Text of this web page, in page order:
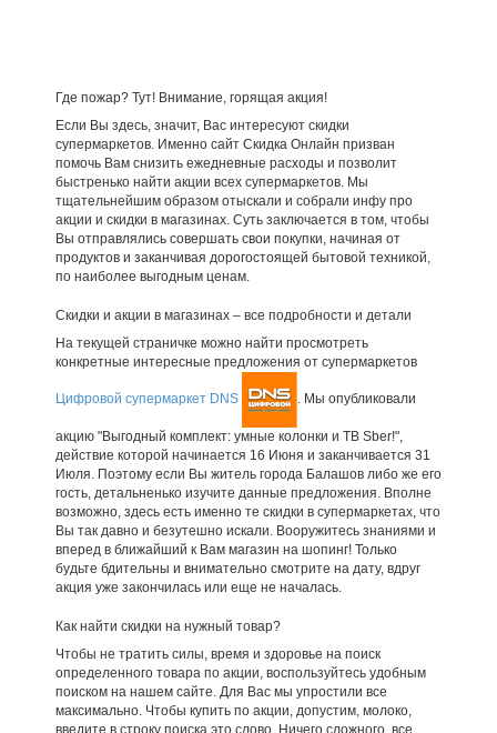
Где пожар? Тут! Внимание, горящая акция!
Если Вы здесь, значит, Вас интересуют скидки
супермаркетов. Именно сайт Скидка Онлайн призван
помочь Вам снизить ежедневные расходы и позволит
быстренько найти акции всех супермаркетов. Мы
тщательнейшим образом отыскали и собрали инфу про
акции и скидки в магазинах. Суть заключается в том, чтобы
Вы отправлялись совершать свои покупки, начиная от
продуктов и заканчивая дорогостоящей бытовой техникой,
по наиболее выгодным ценам.
Скидки и акции в магазинах – все подробности и детали
На текущей страничке можно найти просмотреть
конкретные интересные предложения от супермаркетов
Цифровой супермаркет DNS . Мы опубликовали
акцию "Выгодный комплект: умные колонки и ТВ Sber!",
действие которой начинается 16 Июня и заканчивается 31
Июля. Поэтому если Вы житель города Балашов либо же его
гость, детальненько изучите данные предложения. Вполне
возможно, здесь есть именно те скидки в супермаркетах, что
Вы так давно и безутешно искали. Вооружитесь знаниями и
вперед в ближайший к Вам магазин на шопинг! Только
будьте бдительны и внимательно смотрите на дату, вдруг
акция уже закончилась или еще не началась.
Как найти скидки на нужный товар?
Чтобы не тратить силы, время и здоровье на поиск
определенного товара по акции, воспользуйтесь удобным
поиском на нашем сайте. Для Вас мы упростили все
максимально. Чтобы купить по акции, допустим, молоко,
введите в строку поиска это слово. Ничего сложного, все